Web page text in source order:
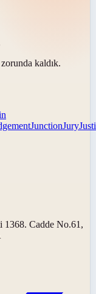
kaldık.
JunctionJury
1368. Cadde No.61,